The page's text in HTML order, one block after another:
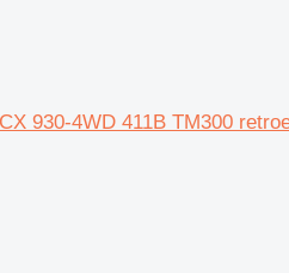
930-4WD 411B TM300